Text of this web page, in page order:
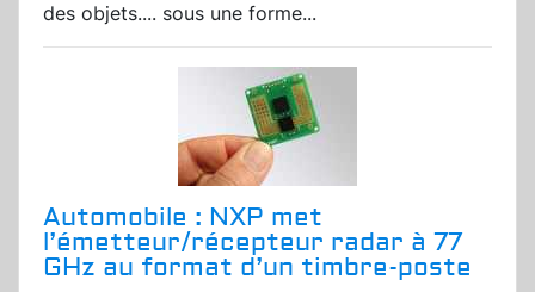
des objets.... sous une forme...
Automobile : NXP met
l’émetteur/récepteur radar à 77
GHz au format d’un timbre-poste